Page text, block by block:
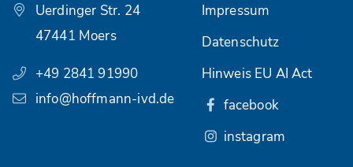
Uerdinger Str. 24
47441 Moers
+49 2841 91990
info@hoffmann-ivd.de
Impressum
Datenschutz
Hinweis EU AI Act
facebook
instagram